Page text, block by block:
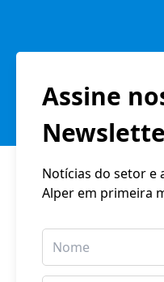
Assine
Notícias do setor e
Alper em primeira